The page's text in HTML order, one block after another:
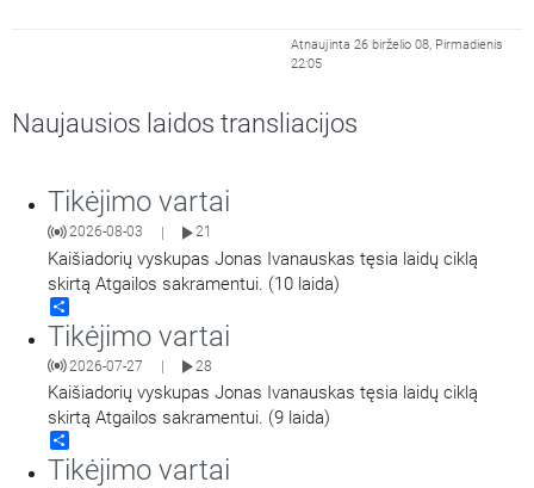
Atnaujinta 26 birželio 08, Pirmadienis
22:05
Naujausios laidos transliacijos
Tikėjimo vartai
2026-08-03 21
Kaišiadorių vyskupas Jonas Ivanauskas tęsia laidų ciklą
skirtą Atgailos sakramentui. (10 laida)
Tikėjimo vartai
2026-07-27 28
Kaišiadorių vyskupas Jonas Ivanauskas tęsia laidų ciklą
skirtą Atgailos sakramentui. (9 laida)
Tikėjimo vartai